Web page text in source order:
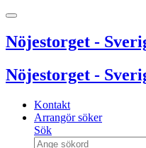
Nöjestorget -
Nöjestorget -
Kontakt
Arrangör söker
Sök